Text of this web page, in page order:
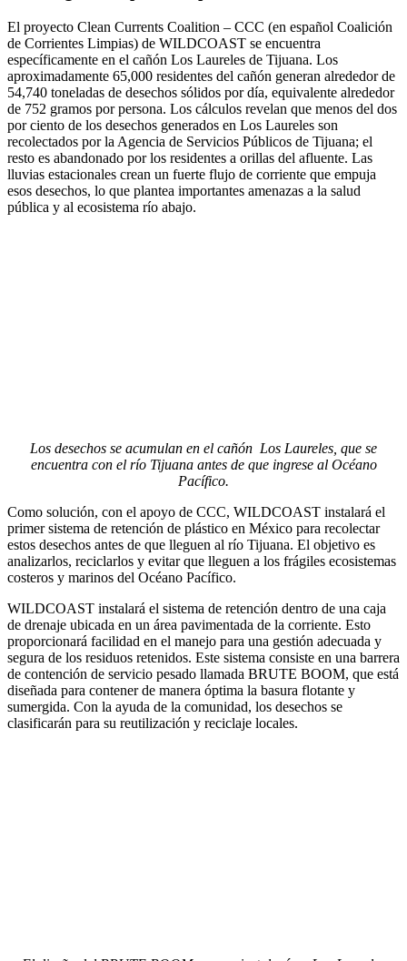
El proyecto Clean Currents Coalition – CCC (en español Coalición
de Corrientes Limpias) de WILDCOAST se encuentra
específicamente en el cañón Los Laureles de Tijuana. Los
aproximadamente 65,000 residentes del cañón generan alrededor de
54,740 toneladas de desechos sólidos por día, equivalente alrededor
de 752 gramos por persona. Los cálculos revelan que menos del dos
por ciento de los desechos generados en Los Laureles son
recolectados por la Agencia de Servicios Públicos de Tijuana; el
resto es abandonado por los residentes a orillas del afluente. Las
lluvias estacionales crean un fuerte flujo de corriente que empuja
esos desechos, lo que plantea importantes amenazas a la salud
pública y al ecosistema río abajo.
Los desechos se acumulan en el cañón Los Laureles, que se
encuentra con el río Tijuana antes de que ingrese al Océano
Pacífico.
Como solución, con el apoyo de CCC, WILDCOAST instalará el
primer sistema de retención de plástico en México para recolectar
estos desechos antes de que lleguen al río Tijuana. El objetivo es
analizarlos, reciclarlos y evitar que lleguen a los frágiles ecosistemas
costeros y marinos del Océano Pacífico.
WILDCOAST instalará el sistema de retención dentro de una caja
de drenaje ubicada en un área pavimentada de la corriente. Esto
proporcionará facilidad en el manejo para una gestión adecuada y
segura de los residuos retenidos. Este sistema consiste en una barrera
de contención de servicio pesado llamada BRUTE BOOM, que está
diseñada para contener de manera óptima la basura flotante y
sumergida. Con la ayuda de la comunidad, los desechos se
clasificarán para su reutilización y reciclaje locales.